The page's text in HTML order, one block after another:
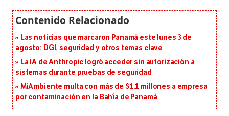
Las noticias que marcaron Panamá este lunes 3 de
agosto: DGI, seguridad y otros temas clave
La IA de Anthropic logró acceder sin autorización a
sistemas durante pruebas de seguridad
MiAmbiente multa con más de $1.1 millones a empresa
por contaminación en la Bahía de Panamá